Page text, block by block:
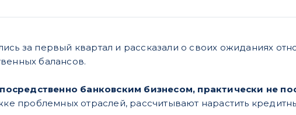
за первый квартал и рассказали о своих ожиданиях
балансов.
банковским бизнесом, практически не
проблемных отраслей, рассчитывают нарастить